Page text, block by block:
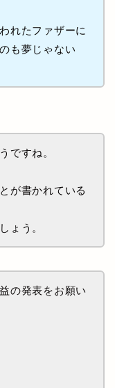
れたファザーに
も夢じゃない
ですね。
が書かれている
ょう。
の発表をお願い